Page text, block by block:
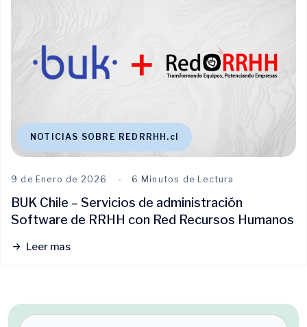
NOTICIAS SOBRE REDRRHH.cl
9 de Enero de 2026 6 Minutos de Lectura
BUK Chile – Servicios de administración
Software de RRHH con Red Recursos Humanos
Leer mas